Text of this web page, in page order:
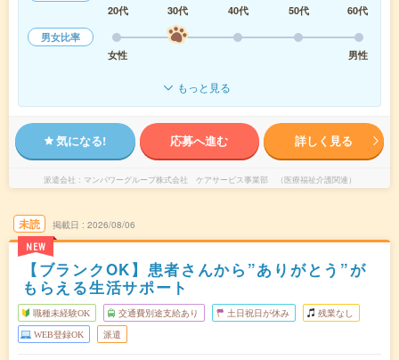
20代
30代 40代 50代
60代
男女比率
女性
男性
もっと見る
気になる! 応募へ進む 詳しく見る
派遣会社 マンパワーグループ株式会社 ケアサービス事業部 （医療福祉介護関連）
未読
NEW
掲載日 2026/08/06
【ブランクOK】患者さんから”ありがとう”が
もらえる生活サポート
職種未経験OK 交通費別途支給あり 土日祝日が休み 残業なし
WEB登録OK 派遣